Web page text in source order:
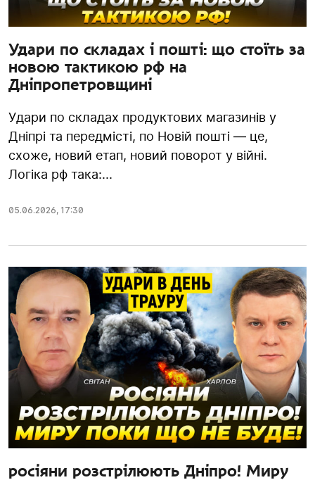
Удари по складах і пошті: що стоїть за
новою тактикою рф на
Дніпропетровщині
Удари по складах продуктових магазинів у
Дніпрі та передмісті, по Новій пошті — це,
схоже, новий етап, новий поворот у війні.
Логіка рф така:...
05.06.2026, 17:30
росіяни розстрілюють Дніпро! Миру